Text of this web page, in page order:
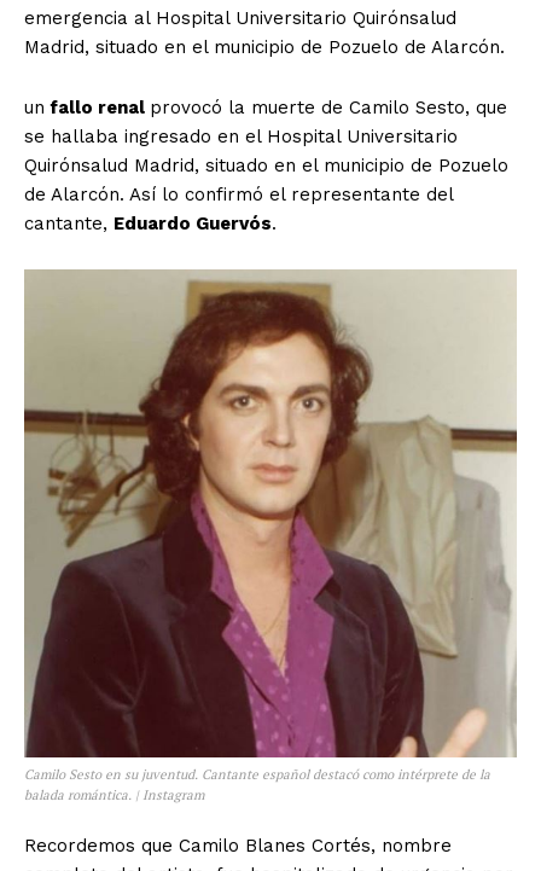
emergencia al Hospital Universitario Quirónsalud
Madrid, situado en el municipio de Pozuelo de Alarcón.
un fallo renal provocó la muerte de Camilo Sesto, que
se hallaba ingresado en el Hospital Universitario
Quirónsalud Madrid, situado en el municipio de Pozuelo
de Alarcón. Así lo confirmó el representante del
cantante, Eduardo Guervós.
Camilo Sesto en su juventud. Cantante español destacó como intérprete de la
balada romántica. | Instagram
Recordemos que Camilo Blanes Cortés, nombre